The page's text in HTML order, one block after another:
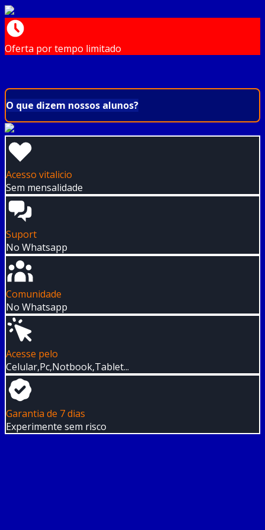
Oferta por tempo limitado
O que dizem nossos alunos?
Acesso vitalicio
Sem mensalidade
Suport
No Whatsapp
Comunidade
No Whatsapp
Acesse pelo
Celular,Pc,Notbook,Tablet...
Garantia de 7 dias
Experimente sem risco